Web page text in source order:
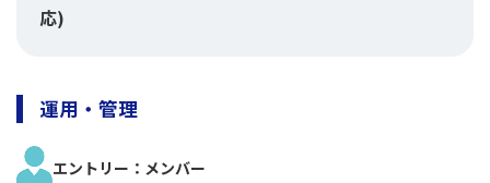
応)
運用・管理
エントリー：メンバー